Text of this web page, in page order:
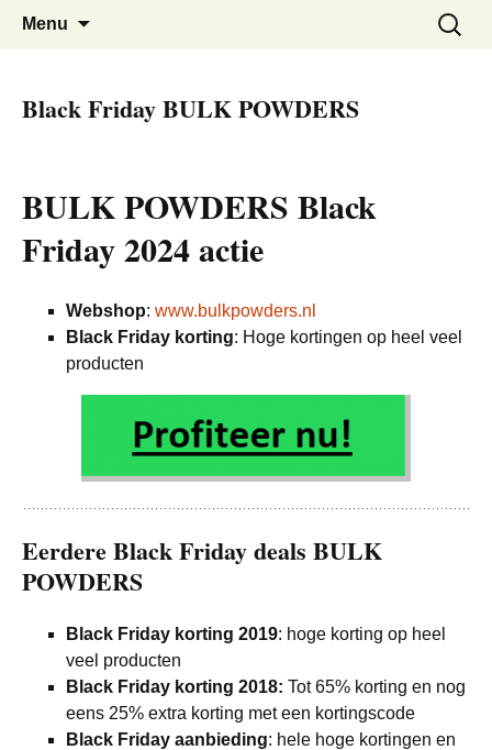
Black Friday Super SALE
De beste kortingen bij elkaar!
Menu
Zoeken
naar:
Black Friday BULK POWDERS
BULK POWDERS Black
Friday 2024 actie
Webshop: www.bulkpowders.nl
Black Friday korting: Hoge kortingen op heel veel
producten
Eerdere Black Friday deals BULK
POWDERS
Black Friday korting 2019: hoge korting op heel
veel producten
Black Friday korting 2018: Tot 65% korting en nog
eens 25% extra korting met een kortingscode
Black Friday aanbieding: hele hoge kortingen en